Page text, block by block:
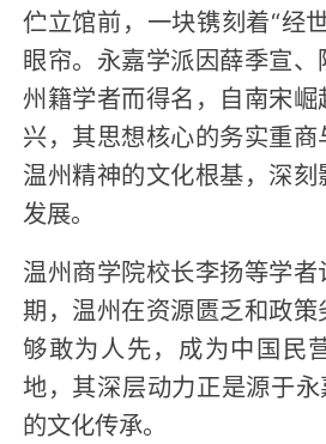
伫立馆前，一块镌刻着“经
眼帘。永嘉学派因薛季宣
州籍学者而得名，自南宋
兴，其思想核心的务实重
温州精神的文化根基，深
发展。
温州商学院校长李扬等学
期，温州在资源匮乏和政
够敢为人先，成为中国民
地，其深层动力正是源于
的文化传承。